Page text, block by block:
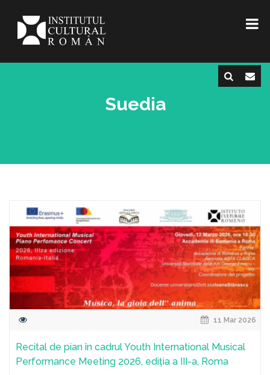
Suedia
11 Mar 2026
Recital de pian în cadrul Youth International Musical
Performance Meeting 2026, ediția a III-a, Roma